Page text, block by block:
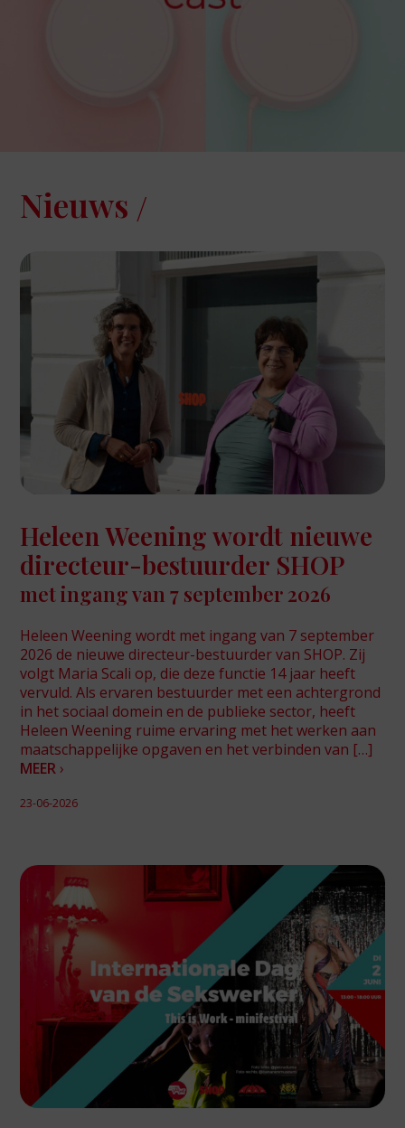
Nieuws
Heleen Weening wordt nieuwe
directeur-bestuurder SHOP
met ingang van 7 september 2026
Heleen Weening wordt met ingang van 7 september
2026 de nieuwe directeur-bestuurder van SHOP. Zij
volgt Maria Scali op, die deze functie 14 jaar heeft
vervuld. Als ervaren bestuurder met een achtergrond
in het sociaal domein en de publieke sector, heeft
Heleen Weening ruime ervaring met het werken aan
maatschappelijke opgaven en het verbinden van […]
MEER ›
23-06-2026